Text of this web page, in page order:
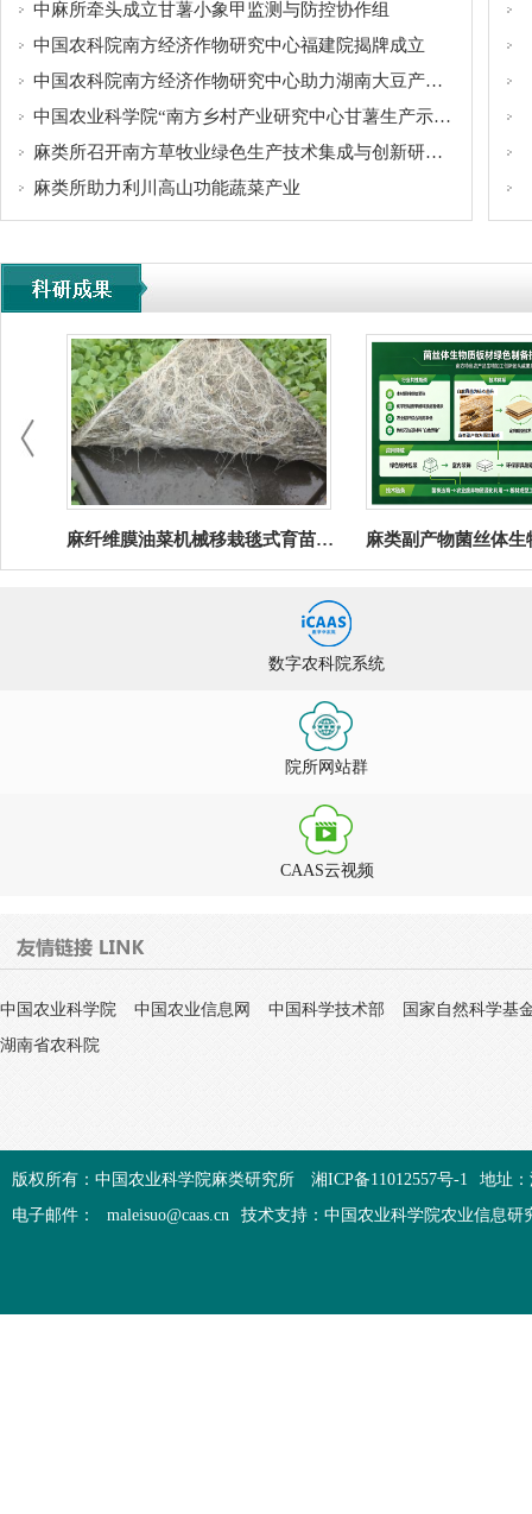
中麻所牵头成立甘薯小象甲监测与防控协作组
中国农科院南方经济作物研究中心福建院揭牌成立
中国农科院南方经济作物研究中心助力湖南大豆产业发展
中国农业科学院“南方乡村产业研究中心甘薯生产示范基地”与“博士工作站”...
麻类所召开南方草牧业绿色生产技术集成与创新研讨会
麻类所助力利川高山功能蔬菜产业
麻类副产物菌丝体生物质板材绿色制备技术及应用
数字农科院系统
院所网站群
CAAS云视频
中国农业科学院 中国农业信息网 中国科学技术部
国家自然科学基
湖南省农科院
版权所有：中国农业科学院麻类研究所 湘ICP备11012557号-1
地址
电子邮件：
maleisuo@caas.cn 技术支持：中国农业科学院农业信息研